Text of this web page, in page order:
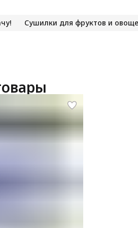
Сушилки для фруктов и